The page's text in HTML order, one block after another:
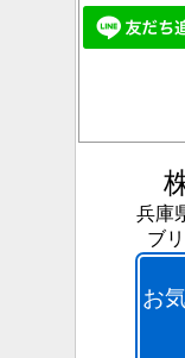
兵庫
ブ
お